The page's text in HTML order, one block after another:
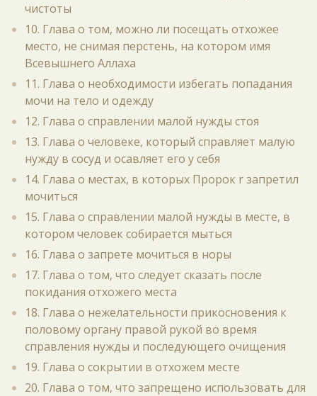
чистоты
10. Глава о том, можно ли посещать отхожее
место, не снимая перстень, на котором имя
Всевышнего Аллаха
11. Глава о необходимости избегать попадания
мочи на тело и одежду
12. Глава о справлении малой нужды стоя
13. Глава о человеке, который справляет малую
нужду в сосуд и осавляет его у себя
14. Глава о местах, в которых Пророк r запретил
мочиться
15. Глава о справлении малой нужды в месте, в
котором человек собирается мыться
16. Глава о запрете мочиться в норы
17. Глава о том, что следует сказать после
покидания отхожего места
18. Глава о нежелательности прикосновения к
половому органу правой рукой во время
справления нужды и последующего очищения
19. Глава о сокрытии в отхожем месте
20. Глава о том, что запрещено использовать для